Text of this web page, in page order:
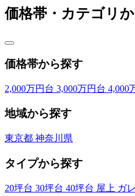
価格帯・カテゴリ
価格帯から探す
2,000万円台 3,000万円台 4,000
地域から探す
東京都 神奈川県
タイプから探す
20坪台 30坪台 40坪台 屋上 ガ